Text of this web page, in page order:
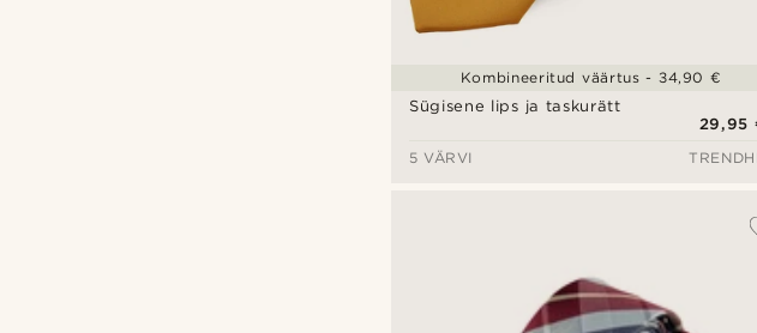
Sügisene lips ja taskurätt
29,95
Kombineeritud väärtus - 34,90 €
5 VÄRVI